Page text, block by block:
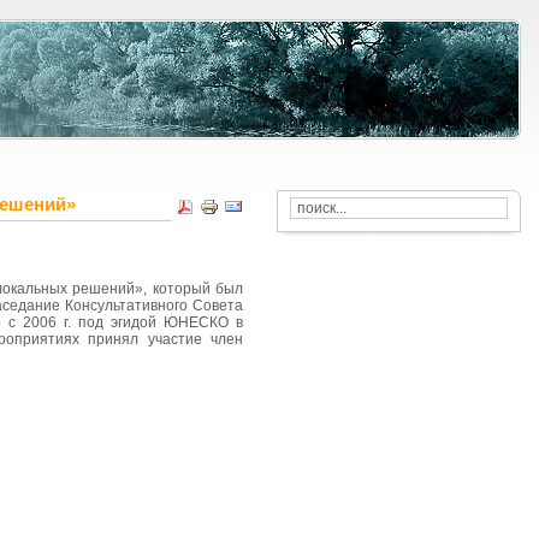
решений», который был
Консультативного Совета
с 2006 г. под эгидой ЮНЕСКО в
принял участие член